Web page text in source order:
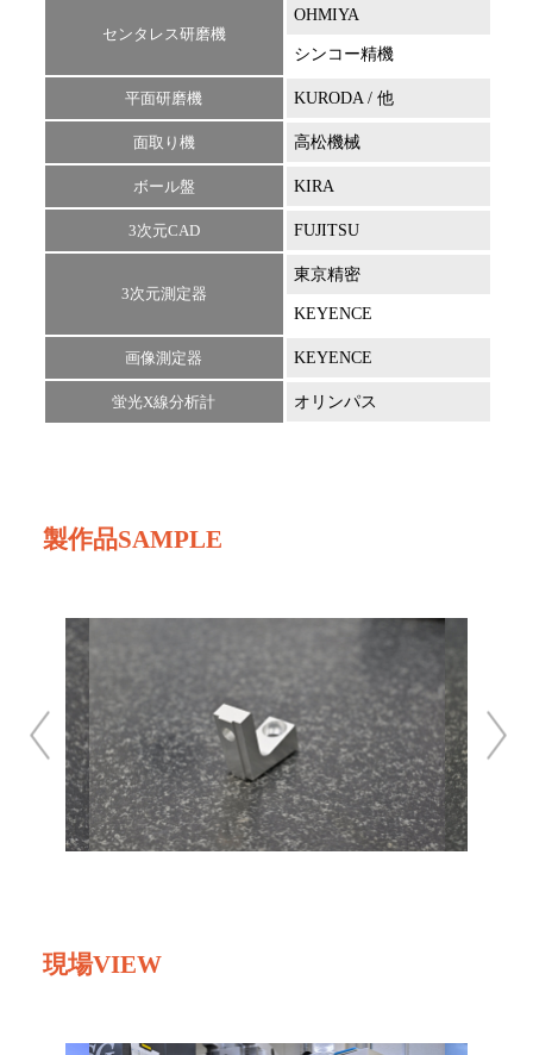
センタレス研磨機
OHMIYA
シンコー精機
平面研磨機 KURODA / 他
面取り機 高松機械
ボール盤 KIRA
3次元CAD FUJITSU
3次元測定器
東京精密
KEYENCE
画像測定器 KEYENCE
蛍光X線分析計 オリンパス
製作品SAMPLE
現場VIEW